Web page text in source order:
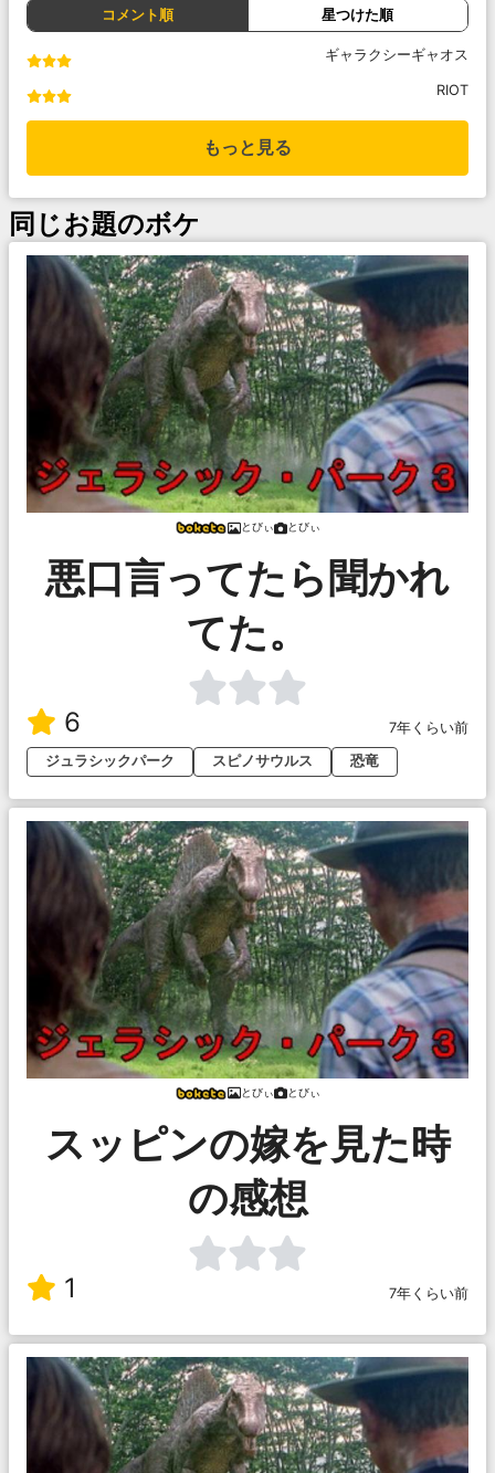
コメント順 星つけた順
ギャラクシーギャオス
RIOT
もっと見る
同じお題のボケ
とびぃ とびぃ
悪口言ってたら聞かれ
てた。
6
7年くらい前
ジュラシックパーク
スピノサウルス 恐竜
とびぃ とびぃ
スッピンの嫁を見た時
の感想
1 7年くらい前